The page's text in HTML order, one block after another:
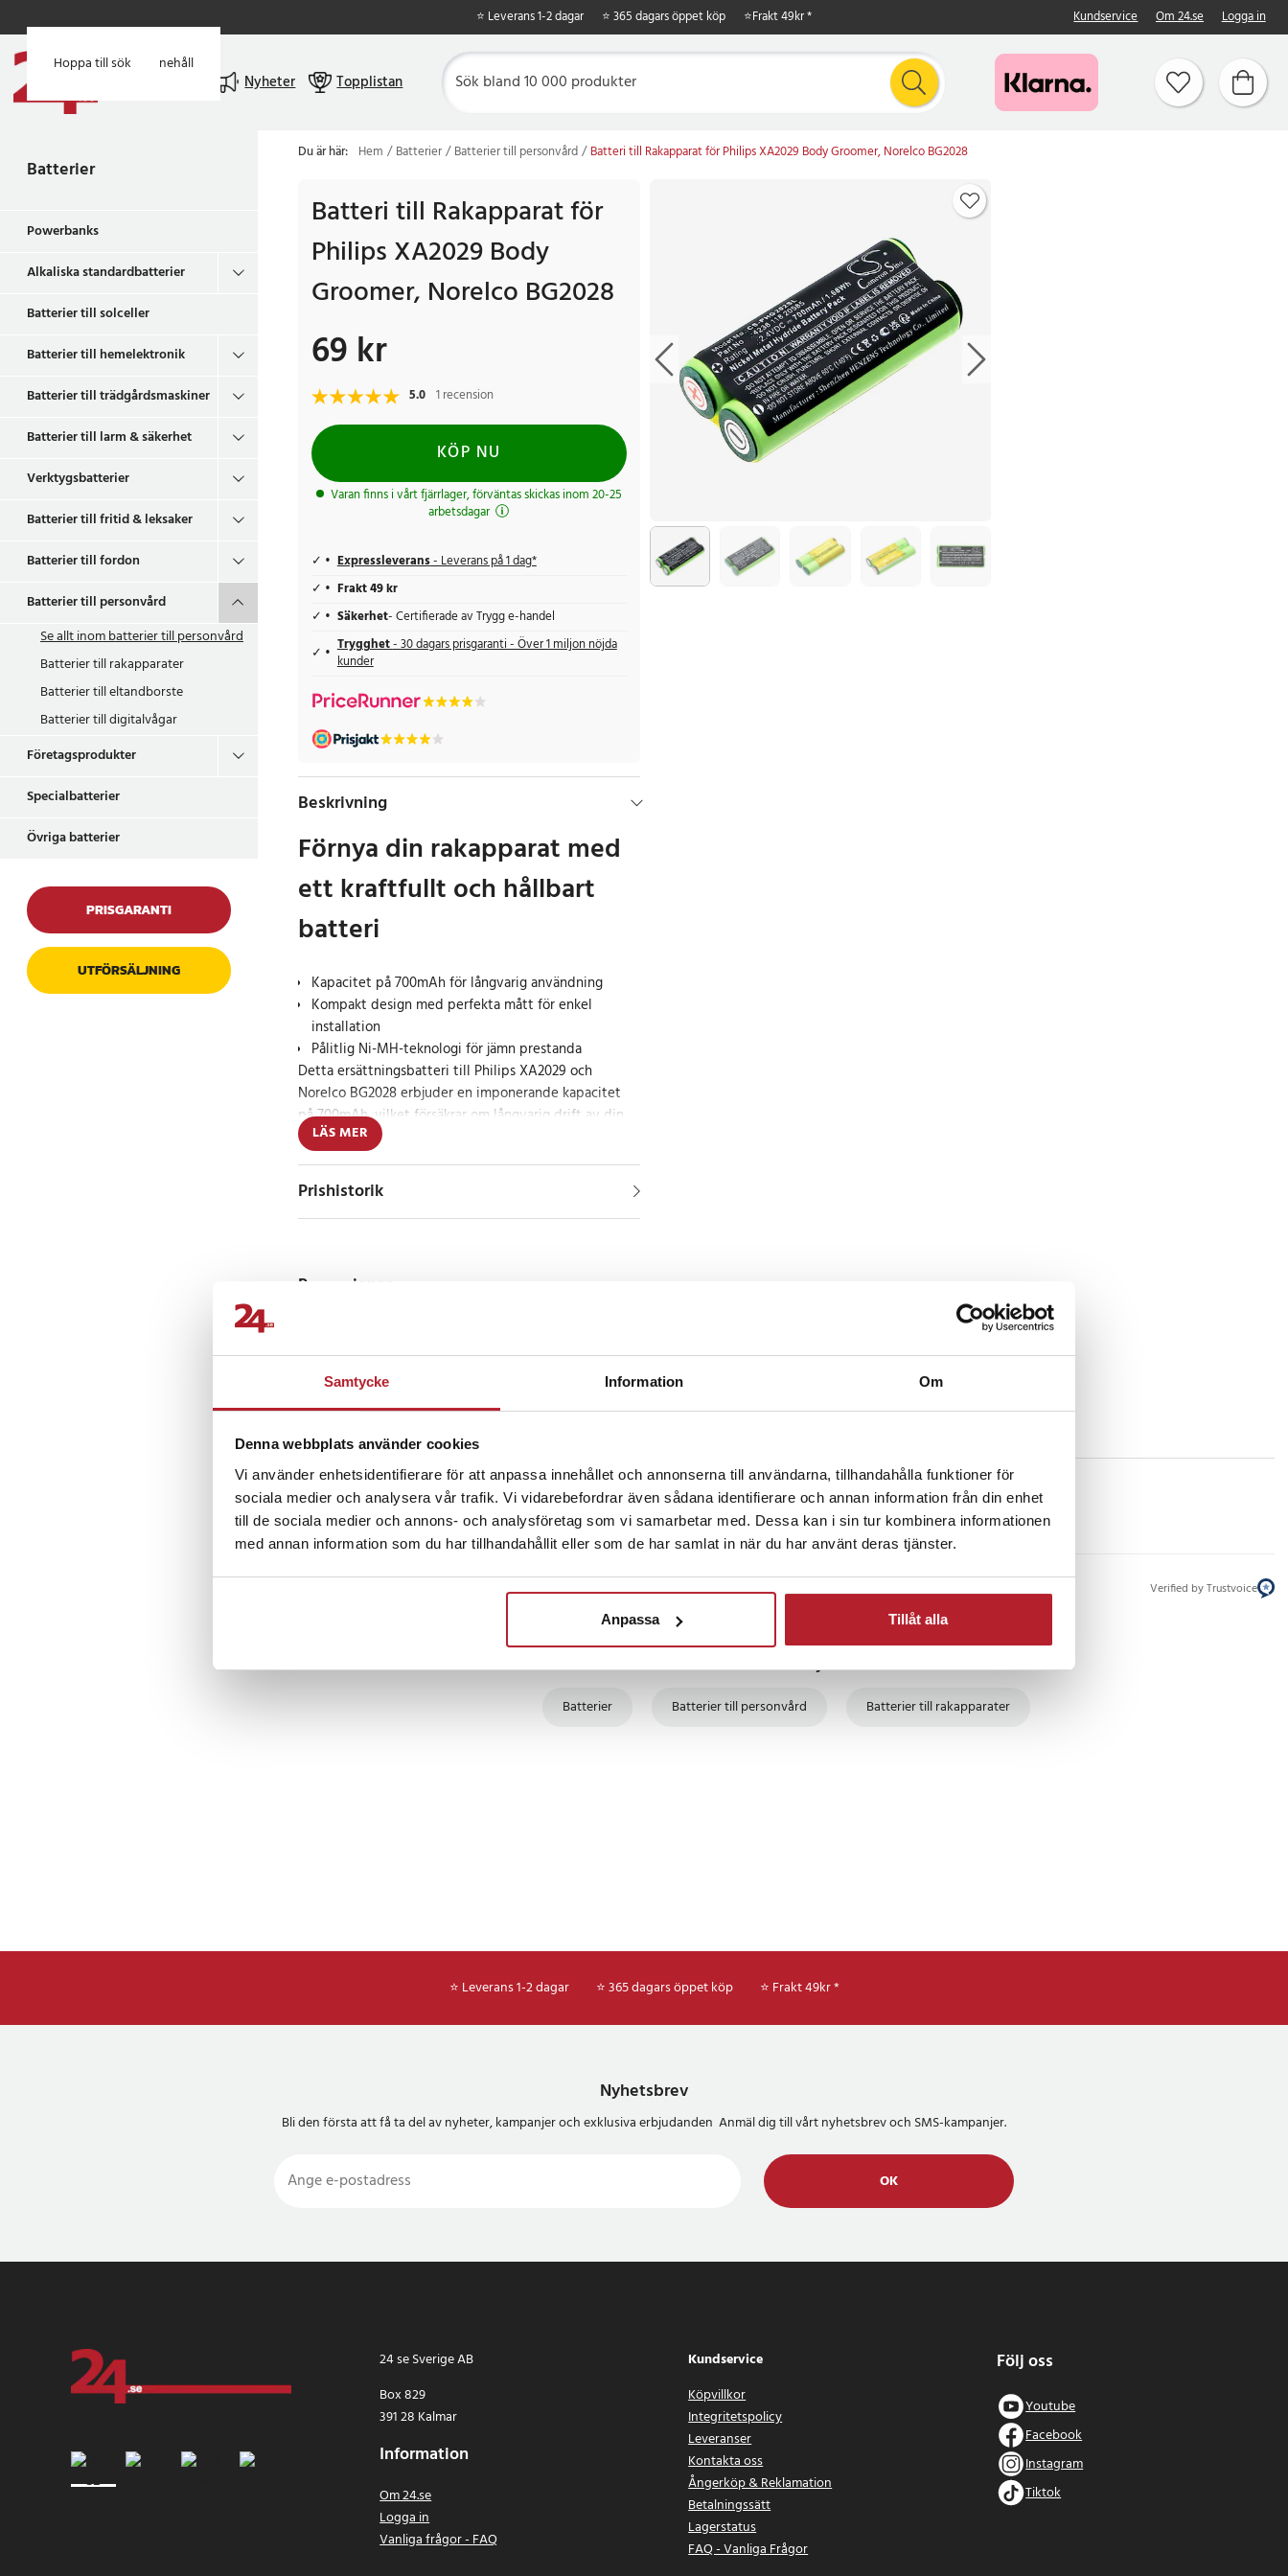
Samtycke Information Om
Denna webbplats använder cookies
Vi använder enhetsidentifierare för att anpassa innehållet och annonserna till användarna, tillhandahålla funktioner för
sociala medier och analysera vår trafik. Vi vidarebefordrar även sådana identifierare och annan information från din enhet
till de sociala medier och annons- och analysföretag som vi samarbetar med. Dessa kan i sin tur kombinera informationen
med annan information som du har tillhandahållit eller som de har samlat in när du har använt deras tjänster.
Anpassa Tillåt alla
Hoppa till huvudinnehåll
Hoppa till sök
⭐ Leverans 1-2 dagar ⭐ 365 dagars öppet köp ⭐Frakt 49kr * Kundservice Om 24.se Logga in
Nyheter Topplistan
Batterier
Powerbanks
Alkaliska standardbatterier
Batterier till solceller
Batterier till hemelektronik
Batterier till trädgårdsmaskiner
Batterier till larm & säkerhet
Verktygsbatterier
Batterier till fritid & leksaker
Batterier till fordon
Batterier till personvård
Se allt inombatterier till personvård
Batterier till rakapparater
Batterier till eltandborste
Batterier till digitalvågar
Företagsprodukter
Specialbatterier
Övriga batterier
PRISGARANTI
UTFÖRSÄLJNING
Du är här: Hem Batterier Batterier till personvård Batteri till Rakapparat för Philips XA2029 Body Groomer, Norelco BG2028
Batteri till Rakapparat för
Philips XA2029 Body
Groomer, Norelco BG2028
Pris:69 kr
69 kr
5.0 1 recension
KÖP NU
Varan finns i vårt fjärrlager, förväntas skickas inom 20-25
arbetsdagar
Expressleverans- Leverans på 1 dag*
Frakt 49 kr
Säkerhet- Certifierade av Trygg e-handel
Trygghet- 30 dagars prisgaranti - Över 1 miljon nöjda
kunder
Beskrivning
Förnya din rakapparat med
ett kraftfullt och hållbart
batteri
Kapacitet på 700mAh för långvarig användning
Kompakt design med perfekta mått för enkel
installation
Pålitlig Ni-MH-teknologi för jämn prestanda
Detta ersättningsbatteri till Philips XA2029 och
Norelco BG2028 erbjuder en imponerande kapacitet
på 700mAh, vilket försäkrar om långvarig drift av din
rakapparat. Med sina mått på 44,50 mm x 21,00 mm x
10,70 mm passar det perfekt och gör installationen
smidig och enkel.
Specifikation
Philips XA2029 Body Groomer
Philips Norelco BG2028
Delnummer
Philips 4238 118 20585
Artikelnummer:API-113310
LÄS MER
Prishistorik
Recensioner
Baserat på 1 betyg
3☆
Recensioner (1)
SB Søren B 7 månader sedan
Verified by Trustvoice
Fortsätt att fynda
Batterier Batterier till personvård Batterier till rakapparater
⭐ Leverans 1-2 dagar ⭐ 365 dagars öppet köp ⭐ Frakt 49kr *
Nyhetsbrev
Bli den första att få ta del av nyheter, kampanjer och exklusiva erbjudanden Anmäl dig till vårt nyhetsbrev och SMS-kampanjer.
OK
24 se Sverige AB
Box 829
391 28 Kalmar
Information
Om 24.se
Logga in
Vanliga frågor - FAQ
Kundservice
Köpvillkor
Integritetspolicy
Leveranser
Kontakta oss
Ångerköp & Reklamation
Betalningssätt
Lagerstatus
FAQ - Vanliga Frågor
Följ oss
Youtube
Facebook
Instagram
Tiktok